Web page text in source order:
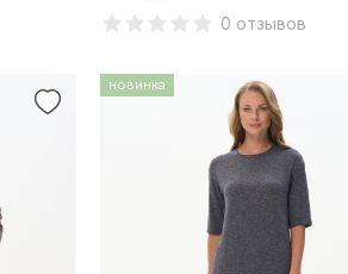
0 отзывов
новинка